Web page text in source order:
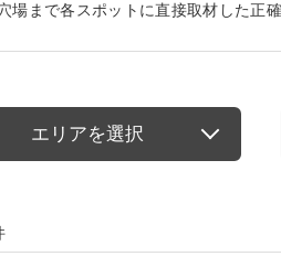
場まで各スポットに直接取材した正
エリアを選択